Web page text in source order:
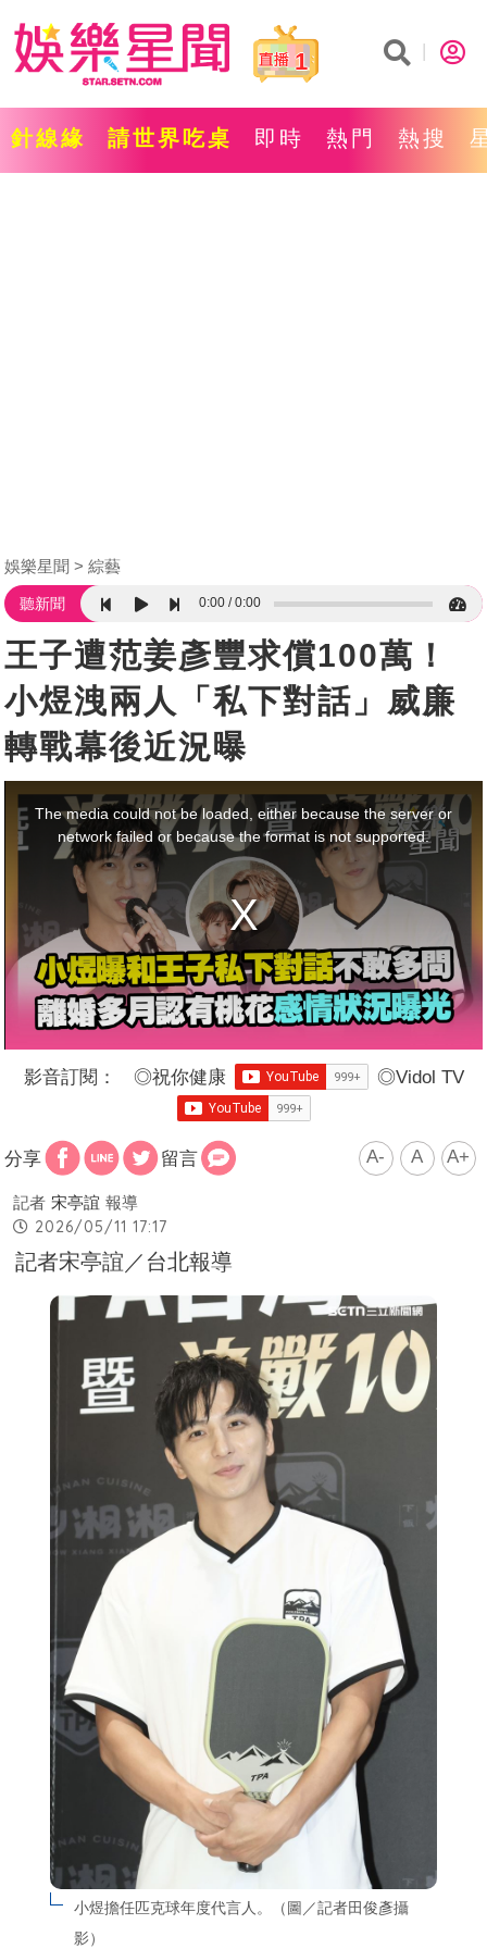
1
針線緣 請世界吃桌 即時 熱門 熱搜
娛樂星聞 綜藝
聽新聞 0:00 0:00
王子遭范姜彥豐求償100萬！
小煜洩兩人「私下對話」威廉
轉戰幕後近況曝
modal
window.
The media could not be loaded, either because the server or
network failed or because the format is not supported.
影音訂閱： ◎祝你健康 ◎Vidol TV
分享 留言 A- A A+
記者 宋亭誼 報導
2026/05/11 17:17
記者宋亭誼／台北報導
小煜擔任匹克球年度代言人。（圖／記者田俊彥攝
影）